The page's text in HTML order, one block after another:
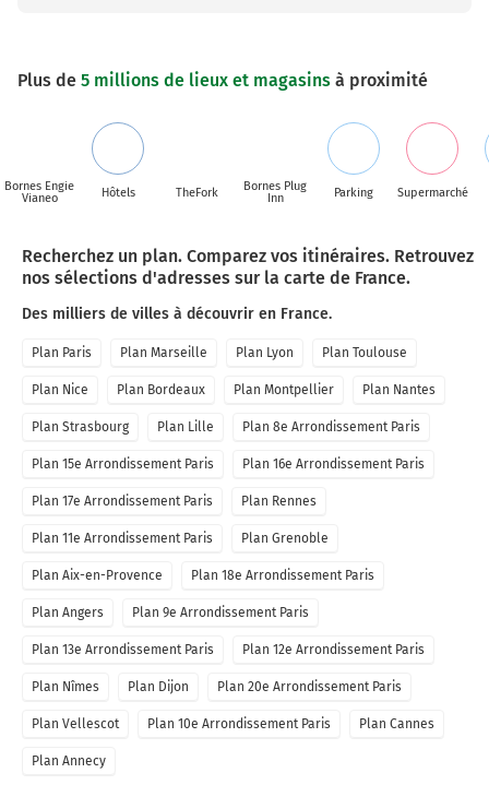
Plus de 5 millions de lieux et magasins à proximité
Bornes Engie
Vianeo
Hôtels TheFork
Bornes Plug
Inn
Parking Supermarché
Recherchez un plan. Comparez vos itinéraires. Retrouvez
nos sélections d'adresses sur la carte de France.
Des milliers de villes à découvrir en France.
Plan Paris Plan Marseille Plan Lyon Plan Toulouse
Plan Nice Plan Bordeaux Plan Montpellier Plan Nantes
Plan Strasbourg Plan Lille Plan 8e Arrondissement Paris
Plan 15e Arrondissement Paris Plan 16e Arrondissement Paris
Plan 17e Arrondissement Paris Plan Rennes
Plan 11e Arrondissement Paris Plan Grenoble
Plan Aix-en-Provence Plan 18e Arrondissement Paris
Plan Angers Plan 9e Arrondissement Paris
Plan 13e Arrondissement Paris Plan 12e Arrondissement Paris
Plan Nîmes Plan Dijon Plan 20e Arrondissement Paris
Plan Vellescot Plan 10e Arrondissement Paris Plan Cannes
Plan Annecy